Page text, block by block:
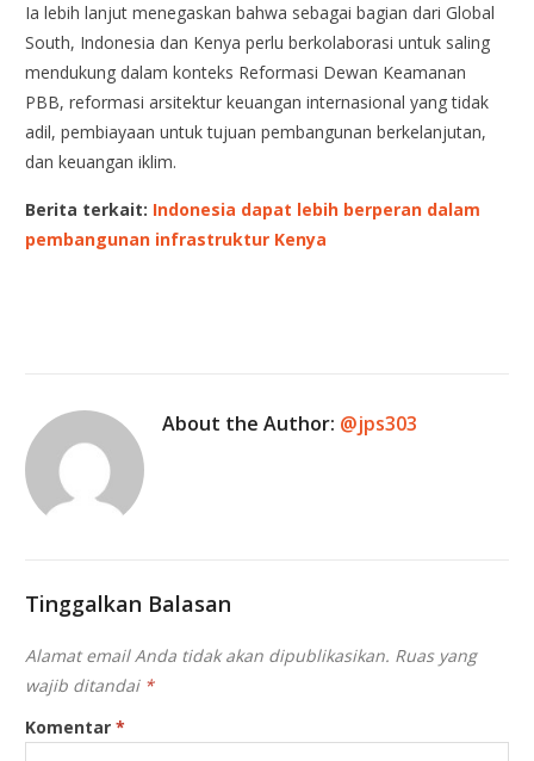
Ia lebih lanjut menegaskan bahwa sebagai bagian dari Global
South, Indonesia dan Kenya perlu berkolaborasi untuk saling
mendukung dalam konteks Reformasi Dewan Keamanan
PBB, reformasi arsitektur keuangan internasional yang tidak
adil, pembiayaan untuk tujuan pembangunan berkelanjutan,
dan keuangan iklim.
Berita terkait: Indonesia dapat lebih berperan dalam
pembangunan infrastruktur Kenya
About the Author: @jps303
Tinggalkan Balasan
Alamat email Anda tidak akan dipublikasikan. Ruas yang
wajib ditandai *
Komentar*